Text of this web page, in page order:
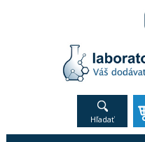
Hľadať